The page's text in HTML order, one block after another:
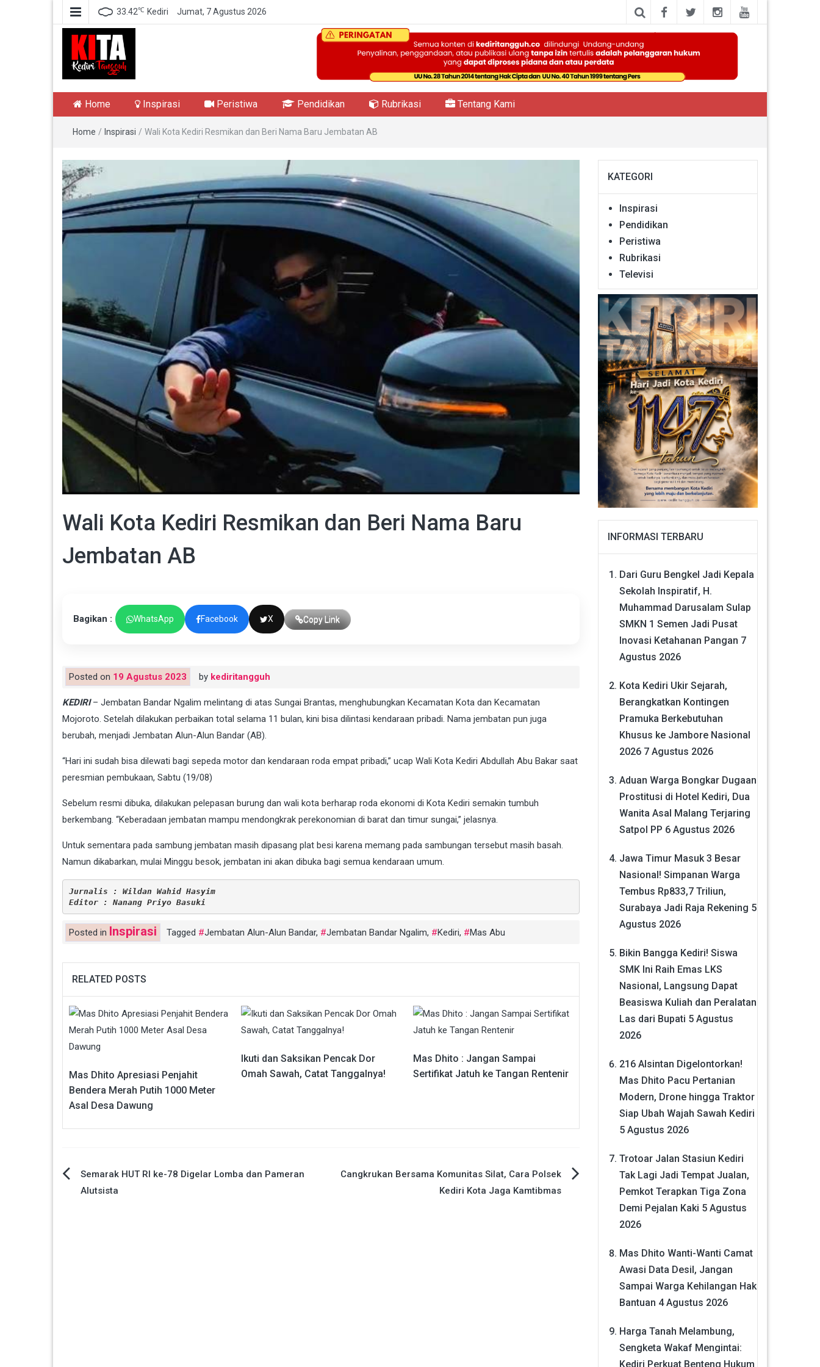
33.42℃ Kediri Jumat, 7 Agustus 2026
Kediri Tangguh
Home Inspirasi Peristiwa Pendidikan Rubrikasi Tentang Kami
Home / Inspirasi / Wali Kota Kediri Resmikan dan Beri Nama Baru Jembatan AB
Wali Kota Kediri Resmikan dan Beri Nama Baru
Jembatan AB
Bagikan : WhatsApp Facebook X Copy Link
Posted on 19 Agustus 2023 by kediritangguh
KEDIRI– Jembatan Bandar Ngalim melintang di atas Sungai Brantas, menghubungkan Kecamatan Kota dan Kecamatan
Mojoroto. Setelah dilakukan perbaikan total selama 11 bulan, kini bisa dilintasi kendaraan pribadi. Nama jembatan pun juga
berubah, menjadi Jembatan Alun-Alun Bandar (AB).
“Hari ini sudah bisa dilewati bagi sepeda motor dan kendaraan roda empat pribadi,” ucap Wali Kota Kediri Abdullah Abu Bakar saat
peresmian pembukaan, Sabtu (19/08)
Sebelum resmi dibuka, dilakukan pelepasan burung dan wali kota berharap roda ekonomi di Kota Kediri semakin tumbuh
berkembang. “Keberadaan jembatan mampu mendongkrak perekonomian di barat dan timur sungai,” jelasnya.
Untuk sementara pada sambung jembatan masih dipasang plat besi karena memang pada sambungan tersebut masih basah.
Namun dikabarkan, mulai Minggu besok, jembatan ini akan dibuka bagi semua kendaraan umum.
Jurnalis : Wildan Wahid Hasyim
Editor : Nanang Priyo Basuki
Posted in Inspirasi Tagged Jembatan Alun-Alun Bandar, Jembatan Bandar Ngalim, Kediri, Mas Abu
RELATED POSTS
Mas Dhito Apresiasi Penjahit
Bendera Merah Putih 1000 Meter
Asal Desa Dawung
Ikuti dan Saksikan Pencak Dor
Omah Sawah, Catat Tanggalnya!
Mas Dhito : Jangan Sampai
Sertifikat Jatuh ke Tangan Rentenir
Navigasi
Semarak HUT RI ke-78 Digelar Lomba dan Pameran
Alutsista
Cangkrukan Bersama Komunitas Silat, Cara Polsek
Kediri Kota Jaga Kamtibmas
KATEGORI
Inspirasi
Pendidikan
Peristiwa
Rubrikasi
Televisi
INFORMASI TERBARU
Dari Guru Bengkel Jadi Kepala
Sekolah Inspiratif, H.
Muhammad Darusalam Sulap
SMKN 1 Semen Jadi Pusat
Inovasi Ketahanan Pangan 7
Agustus 2026
Kota Kediri Ukir Sejarah,
Berangkatkan Kontingen
Pramuka Berkebutuhan
Khusus ke Jambore Nasional
2026 7 Agustus 2026
Aduan Warga Bongkar Dugaan
Prostitusi di Hotel Kediri, Dua
Wanita Asal Malang Terjaring
Satpol PP 6 Agustus 2026
Jawa Timur Masuk 3 Besar
Nasional! Simpanan Warga
Tembus Rp833,7 Triliun,
Surabaya Jadi Raja Rekening 5
Agustus 2026
Bikin Bangga Kediri! Siswa
SMK Ini Raih Emas LKS
Nasional, Langsung Dapat
Beasiswa Kuliah dan Peralatan
Las dari Bupati 5 Agustus
2026
216 Alsintan Digelontorkan!
Mas Dhito Pacu Pertanian
Modern, Drone hingga Traktor
Siap Ubah Wajah Sawah Kediri
5 Agustus 2026
Trotoar Jalan Stasiun Kediri
Tak Lagi Jadi Tempat Jualan,
Pemkot Terapkan Tiga Zona
Demi Pejalan Kaki 5 Agustus
2026
Mas Dhito Wanti-Wanti Camat
Awasi Data Desil, Jangan
Sampai Warga Kehilangan Hak
Bantuan 4 Agustus 2026
Harga Tanah Melambung,
Sengketa Wakaf Mengintai:
Kediri Perkuat Benteng Hukum